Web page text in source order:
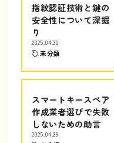
指紋認証技術と鍵の
安全性について深掘
り
2025.04.30
未分類
スマートキースペア
作成業者選びで失敗
しないための助言
2025.04.29